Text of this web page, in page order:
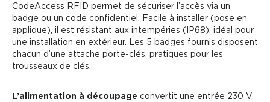
CodeAccess RFID permet de sécuriser l’accès via un
badge ou un code confidentiel. Facile à installer (pose en
applique), il est résistant aux intempéries (IP68), idéal pour
une installation en extérieur. Les 5 badges fournis disposent
chacun d’une attache porte-clés, pratiques pour les
trousseaux de clés.
L’alimentation à découpage convertit une entrée 230 V